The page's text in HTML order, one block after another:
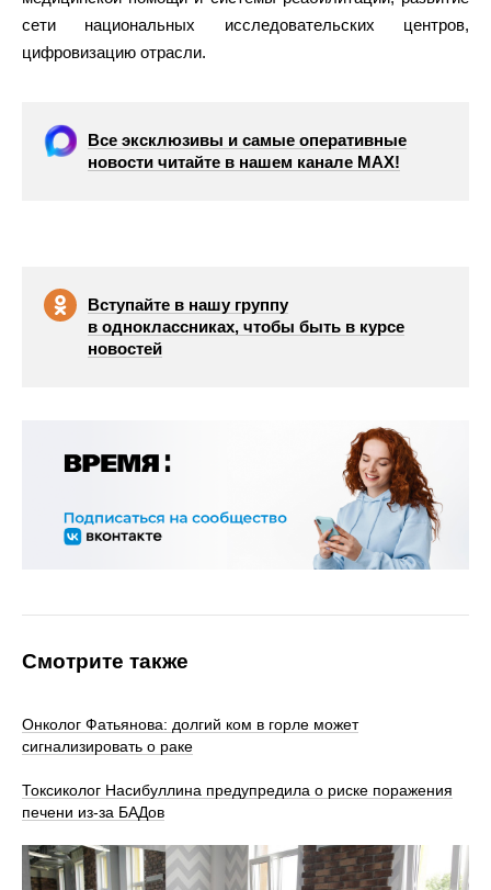
сети национальных исследовательских центров,
цифровизацию отрасли.
Все эксклюзивы и самые оперативные
новости читайте в нашем канале МАХ!
Вступайте в нашу группу
в одноклассниках, чтобы быть в курсе
новостей
Смотрите также
Онколог Фатьянова: долгий ком в горле может
сигнализировать о раке
Токсиколог Насибуллина предупредила о риске поражения
печени из-за БАДов